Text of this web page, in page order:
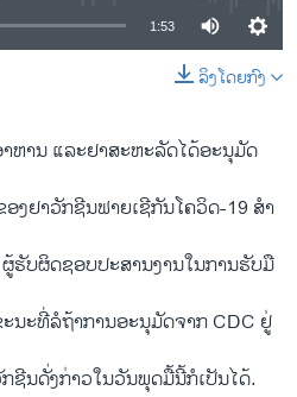
1:53
ລິງໂດຍກົງ
ຫານ ແລະຢາສະ​ຫະ​ລັດໄດ້ອະນຸມັດ
ງຢາວັກຊີນຟາຍເຊີກັນໂຄວິດ-19 ສໍາ
ຮັບຜິດຊອບປະສານງານໃນການຮັບມື
ນະທີ່ລໍຖ້າການອະນຸມັດຈາກ CDC ຢູ່
ຊີນດັ່ງກ່າວໃນວັນພຸດມື້ນີ້ກໍເປັນໄດ້.